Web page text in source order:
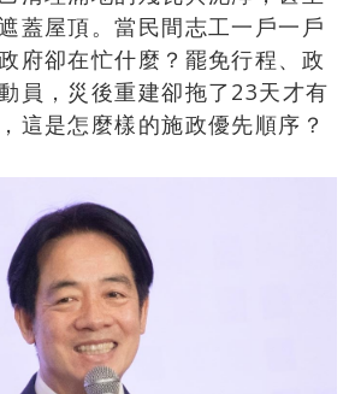
蓋屋頂。當民間志工一戶一戶
府卻在忙什麼？罷免行程、政
員，災後重建卻拖了23天才有
這是怎麼樣的施政優先順序？